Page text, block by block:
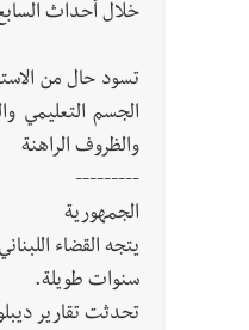
خلال أحداث
تسود حال من
الجسم التعليمي
والظروف الراهنة
---------
الجمهورية
يتجه القضاء
سنوات طويلة.
تحدثت تقارير